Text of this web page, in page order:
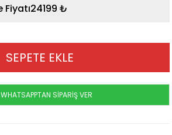
24199 ₺
WHATSAPPTAN SİPARİŞ VER